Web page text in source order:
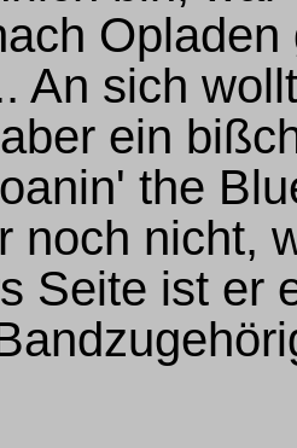
An sich
ein
the
noch nicht,
Seite ist er